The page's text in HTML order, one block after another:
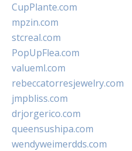
CupPlante.com
mpzin.com
stcreal.com
PopUpFlea.com
valueml.com
rebeccatorresjewelry.com
jmpbliss.com
drjorgerico.com
queensushipa.com
wendyweimerdds.com